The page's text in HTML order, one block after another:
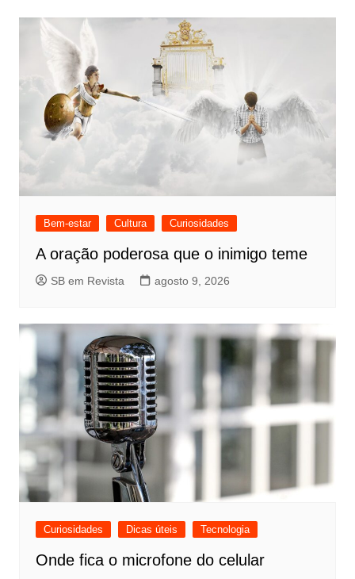
Bem-estar Cultura Curiosidades
A oração poderosa que o inimigo teme
SB em Revista agosto 9, 2026
Curiosidades Dicas úteis Tecnologia
Onde fica o microfone do celular